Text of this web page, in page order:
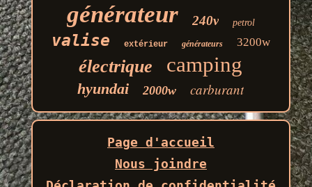
générateur 240v petrol
valise extérieur générateurs 3200w
électrique camping
hyundai 2000w carburant
Page d'accueil
Nous joindre